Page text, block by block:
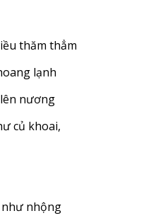
thăm thẳm
lạnh
nương
củ khoai,
nhộng